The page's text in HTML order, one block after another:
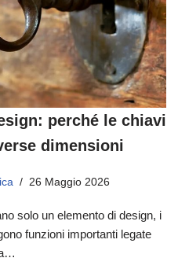
perché le chiavi
dimensioni
26 Maggio 2026
solo un elemento di design, i
funzioni importanti legate